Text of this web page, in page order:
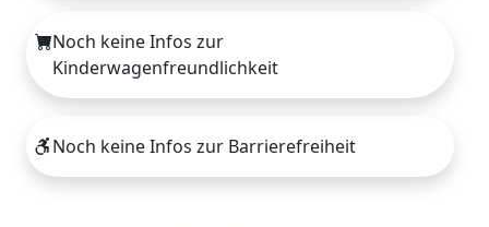
Noch keine Infos zur
Kinderwagenfreundlichkeit
Noch keine Infos zur Barrierefreiheit